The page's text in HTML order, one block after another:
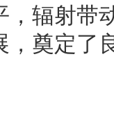
，辐射带
，奠定了